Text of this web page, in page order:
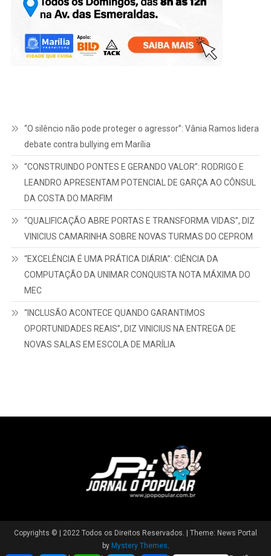
“O silêncio não pode proteger o agressor”: Vânia Ramos lidera
debate contra bullying em Marília
“CONSTRUINDO PONTES E GERANDO VALOR”: RODRIGO E
LEANDRO APRESENTAM POTENCIAL DE GARÇA AO CÔNSUL
DA COSTA DO MARFIM
“QUALIFICAÇÃO ABRE PORTAS E TRANSFORMA VIDAS”, DIZ
VINICIUS CAMARINHA SOBRE NOVAS TURMAS DO CEPROM
“EXCELÊNCIA É UMA PRÁTICA DIÁRIA”: CIÊNCIA DA
OPORTUNIDADES REAIS”, DIZ VINICIUS NA ENTREGA DE